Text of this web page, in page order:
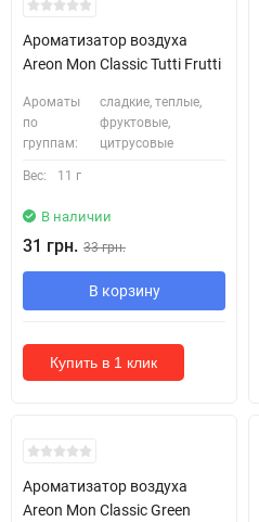
Ароматизатор воздуха
Areon Mon Classic Tutti Frutti
Ароматы
по
группам:
сладкие, теплые,
фруктовые,
цитрусовые
Вес: 11 г
В наличии
31 грн. 33 грн.
В корзину
Купить в 1 клик
Ароматизатор воздуха
Areon Mon Classic Green